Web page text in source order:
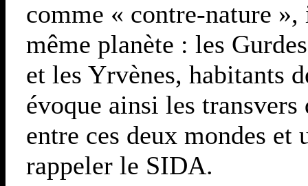
comme « contre-nature »,
même planète : les
et les Yrvènes, habitants
évoque ainsi les
entre ces deux mondes et
rappeler le SIDA.